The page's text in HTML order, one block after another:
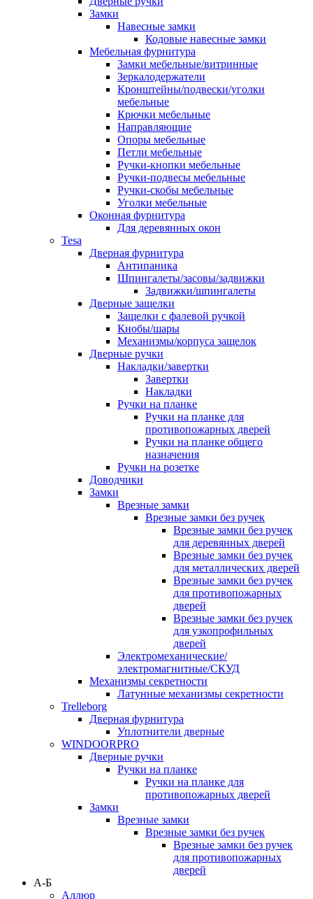
Замки
Навесные замки
Кодовые навесные замки
Мебельная фурнитура
Замки мебельные/витринные
Зеркалодержатели
Кронштейны/подвески/уголки
мебельные
Крючки мебельные
Направляющие
Опоры мебельные
Петли мебельные
Ручки-кнопки мебельные
Ручки-подвесы мебельные
Ручки-скобы мебельные
Уголки мебельные
Оконная фурнитура
Для деревянных окон
Tesa
Дверная фурнитура
Антипаника
Шпингалеты/засовы/задвижки
Задвижки/шпингалеты
Дверные защелки
Защелки с фалевой ручкой
Кнобы/шары
Механизмы/корпуса защелок
Дверные ручки
Накладки/завертки
Завертки
Накладки
Ручки на планке
Ручки на планке для
противопожарных дверей
Ручки на планке общего
назначения
Ручки на розетке
Доводчики
Замки
Врезные замки
Врезные замки без ручек
Врезные замки без ручек
для деревянных дверей
Врезные замки без ручек
для металлических дверей
Врезные замки без ручек
для противопожарных
дверей
Врезные замки без ручек
для узкопрофильных
дверей
Электромеханические/
электромагнитные/СКУД
Механизмы секретности
Латунные механизмы секретности
Trelleborg
Дверная фурнитура
Уплотнители дверные
WINDOORPRO
Дверные ручки
Ручки на планке
Ручки на планке для
противопожарных дверей
Замки
Врезные замки
Врезные замки без ручек
Врезные замки без ручек
для противопожарных
дверей
А-Б
Аллюр